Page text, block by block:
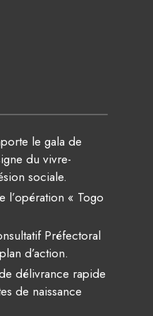
le gala de
du vivre-
sociale.
l’opération « Togo
Préfectoral
d’action.
délivrance rapide
de naissance